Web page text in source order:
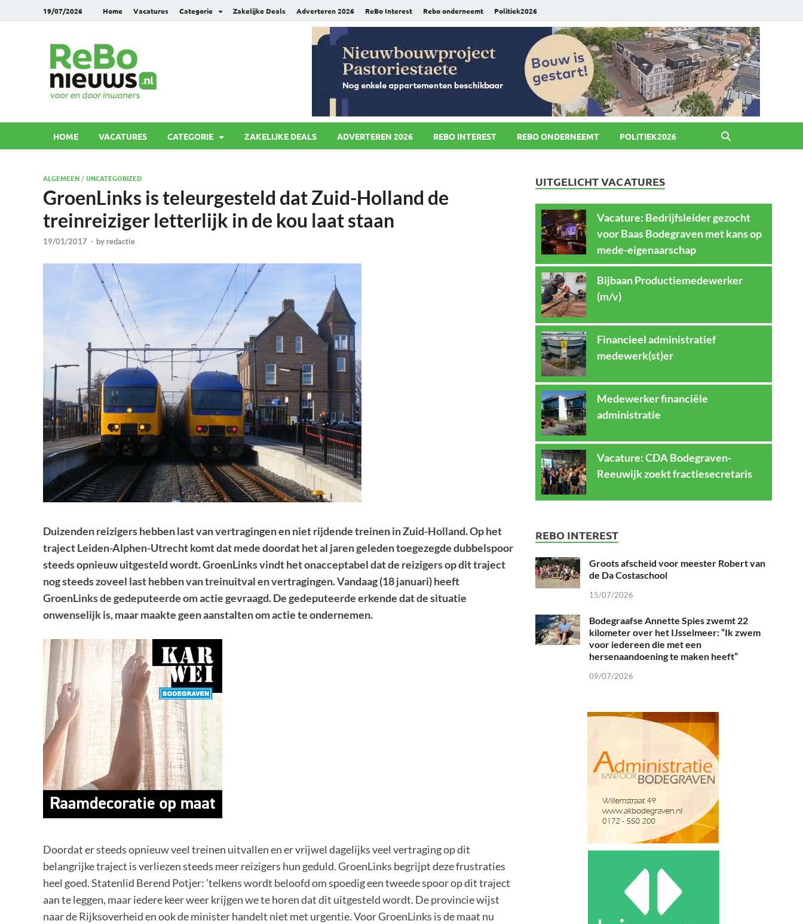
19/07/2026 Home Vacatures Categorie Zakelijke Deals Adverteren 2026 ReBo Interest Rebo onderneemt Politiek2026
HOME VACATURES CATEGORIE ZAKELIJKE DEALS ADVERTEREN 2026 REBO INTEREST REBO ONDERNEEMT POLITIEK2026
ALGEMEEN /UNCATEGORIZED
GroenLinks is teleurgesteld dat Zuid-Holland de
treinreiziger letterlijk in de kou laat staan
19/01/2017 - by redactie
Duizenden reizigers hebben last van vertragingen en niet rijdende treinen in Zuid-Holland. Op het
traject Leiden-Alphen-Utrecht komt dat mede doordat het al jaren geleden toegezegde dubbelspoor
steeds opnieuw uitgesteld wordt. GroenLinks vindt het onacceptabel dat de reizigers op dit traject
nog steeds zoveel last hebben van treinuitval en vertragingen. Vandaag (18 januari) heeft
GroenLinks de gedeputeerde om actie gevraagd. De gedeputeerde erkende dat de situatie
onwenselijk is, maar maakte geen aanstalten om actie te ondernemen.
Doordat er steeds opnieuw veel treinen uitvallen en er vrijwel dagelijks veel vertraging op dit
belangrijke traject is verliezen steeds meer reizigers hun geduld. GroenLinks begrijpt deze frustraties
heel goed. Statenlid Berend Potjer: ’telkens wordt beloofd om spoedig een tweede spoor op dit traject
aan te leggen, maar iedere keer weer krijgen we te horen dat dit uitgesteld wordt. De provincie wijst
naar de Rijksoverheid en ook de minister handelt niet met urgentie. Voor GroenLinks is de maat nu
UITGELICHT VACATURES
Vacature: Bedrijfsleider gezocht
voor Baas Bodegraven met kans op
mede-eigenaarschap
Bijbaan Productiemedewerker
(m/v)
Financieel administratief
medewerk(st)er
Medewerker financiële
administratie
Vacature: CDA Bodegraven-
Reeuwijk zoekt fractiesecretaris
REBO INTEREST
Groots afscheid voor meester Robert van
de Da Costaschool
15/07/2026
Bodegraafse Annette Spies zwemt 22
kilometer over het IJsselmeer: “Ik zwem
voor iedereen die met een
hersenaandoening te maken heeft”
09/07/2026